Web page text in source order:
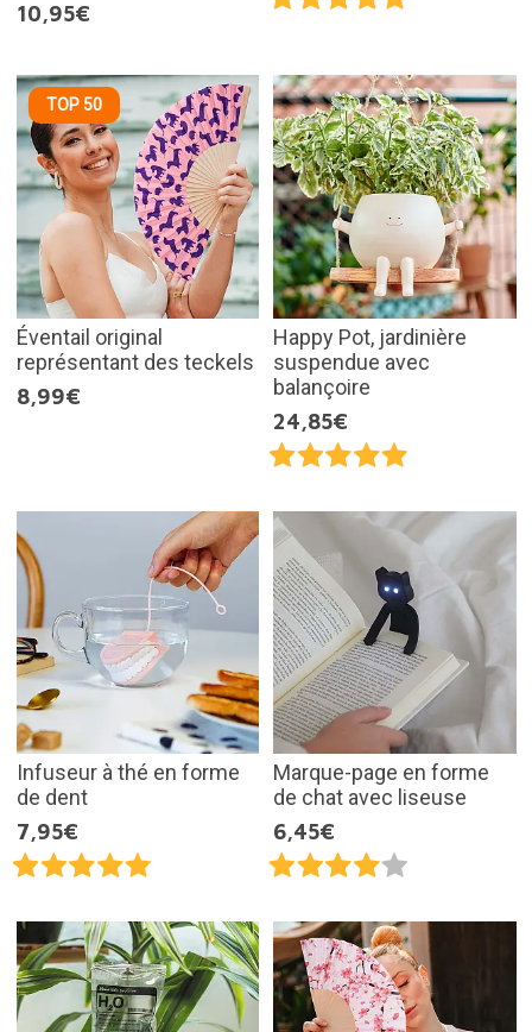
10,95€
TOP 50
Éventail original
représentant des teckels
8,99€
Happy Pot, jardinière
suspendue avec
balançoire
24,85€
Infuseur à thé en forme
de dent
7,95€
Marque-page en forme
de chat avec liseuse
6,45€